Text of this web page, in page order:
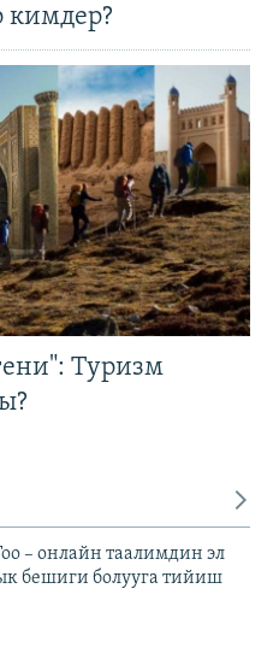
кимдер?
Туризм
– онлайн таалимдин эл
бешиги болууга тийиш